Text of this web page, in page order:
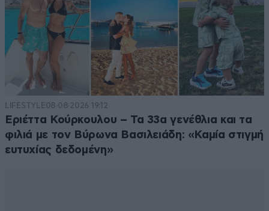
Απαντήστε
Βαρέα ένσημα 14·06·2026 21:05
Από τέτοια ηλικία;προικοθήρας της αγάπης.
Απαντήστε 0
LIFESTYLE08·08·2026 19:12
Εριέττα Κούρκουλου – Τα 33α γενέθλια και τα
φιλιά με τον Βύρωνα Βασιλειάδη: «Καμία στιγμή
ευτυχίας δεδομένη»